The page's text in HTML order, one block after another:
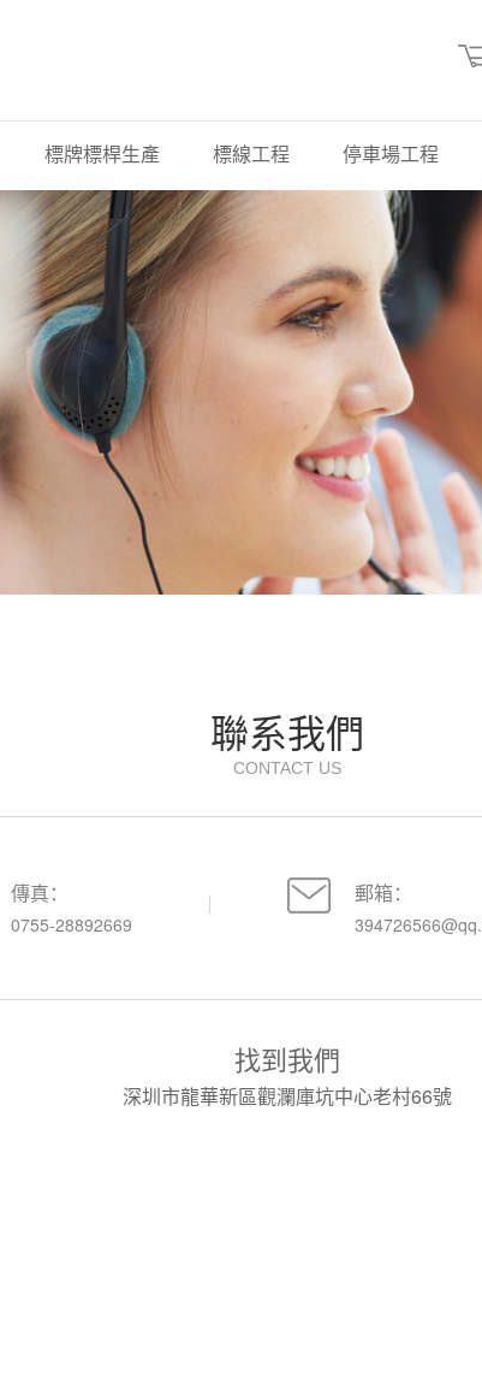
標牌標桿生產 標線工程 停車場工程
聯系我們
CONTACT US
傳真：
0755-28892669
郵箱：
找到我們
深圳市龍華新區觀瀾庫坑中心老村66號